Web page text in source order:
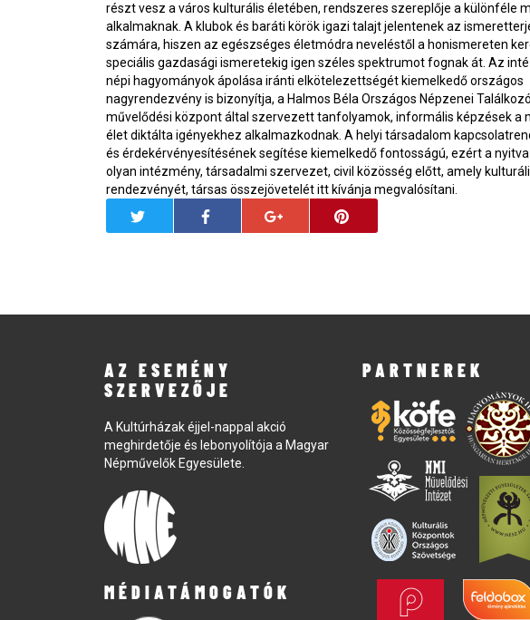
részt vesz a város kulturális életében, rendszeres szereplője a különféle
alkalmaknak. A klubok és baráti körök igazi talajt jelentenek az
számára, hiszen az egészséges életmódra neveléstől a honismereten
speciális gazdasági ismeretekig igen széles spektrumot fognak át. Az
népi hagyományok ápolása iránti elkötelezettségét kiemelkedő országos
nagyrendezvény is bizonyítja, a Halmos Béla Országos Népzenei
művelődési központ által szervezett tanfolyamok, informális képzések a
élet diktálta igényekhez alkalmazkodnak. A helyi társadalom
és érdekérvényesítésének segítése kiemelkedő fontosságú, ezért a
olyan intézmény, társadalmi szervezet, civil közösség előtt, amely
rendezvényét, társas összejövetelét itt kívánja megvalósítani.
AZ ESEMÉNY
SZERVEZŐJE
A Kultúrházak éjjel-nappal akció
meghirdetője és lebonyolítója a Magyar
Népművelők Egyesülete.
MÉDIATÁMOGATÓK
PARTNEREK